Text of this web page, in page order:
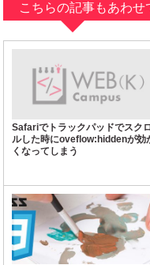
こちらの記事もあわせ
Safariでトラックパッドでスク
ルした時にoveflow:hiddenが効
くなってしまう